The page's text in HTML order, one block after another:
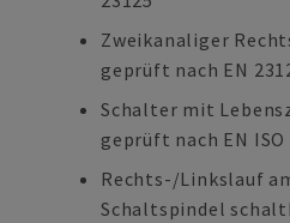
Zweikanaliger
geprüft nach EN
Schalter mit
geprüft nach EN ISO
Rechts-/Linkslauf
Schaltspindel